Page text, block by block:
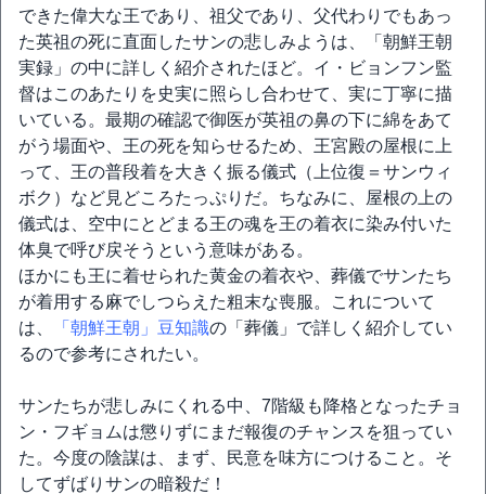
できた偉大な王であり、祖父であり、父代わりでもあっ
た英祖の死に直面したサンの悲しみようは、「朝鮮王朝
実録」の中に詳しく紹介されたほど。イ・ビョンフン監
督はこのあたりを史実に照らし合わせて、実に丁寧に描
いている。最期の確認で御医が英祖の鼻の下に綿をあて
がう場面や、王の死を知らせるため、王宮殿の屋根に上
って、王の普段着を大きく振る儀式（上位復＝サンウィ
ボク）など見どころたっぷりだ。ちなみに、屋根の上の
儀式は、空中にとどまる王の魂を王の着衣に染み付いた
体臭で呼び戻そうという意味がある。
ほかにも王に着せられた黄金の着衣や、葬儀でサンたち
が着用する麻でしつらえた粗末な喪服。これについて
は、
「朝鮮王朝」豆知識の「葬儀」で詳しく紹介してい
るので参考にされたい。
サンたちが悲しみにくれる中、7階級も降格となったチョ
ン・フギョムは懲りずにまだ報復のチャンスを狙ってい
た。今度の陰謀は、まず、民意を味方につけること。そ
してずばりサンの暗殺だ！